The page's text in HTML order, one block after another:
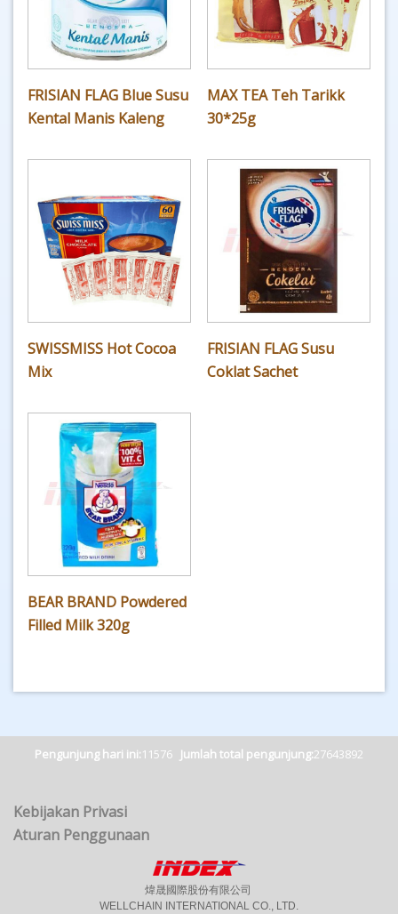
FRISIAN FLAG Blue Susu
Kental Manis Kaleng
MAX TEA Teh Tarikk
30*25g
SWISSMISS Hot Cocoa
Mix
FRISIAN FLAG Susu
Coklat Sachet
BEAR BRAND Powdered
Filled Milk 320g
Pengunjung hari ini:11576 Jumlah total pengunjung:27643892
Kebijakan Privasi
Aturan Penggunaan
煒晟國際股份有限公司
WELLCHAIN INTERNATIONAL CO., LTD.